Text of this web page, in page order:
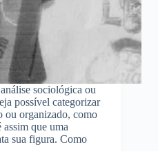
sociológica ou
possível categorizar
ou organizado, como
que uma
sua figura. Como